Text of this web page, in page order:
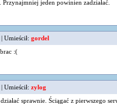
jeden powinien zadziałać.
| Umieścił: gordel
:(
| Umieścił: zylog
sprawnie. Ściągać z pierwszego